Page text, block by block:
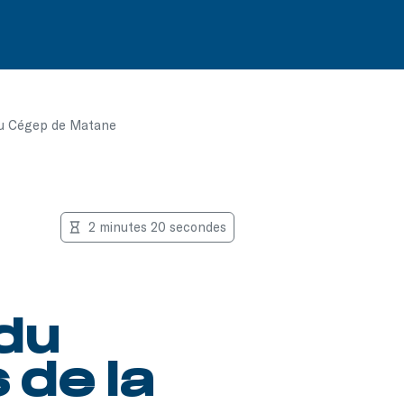
Cégep de Matane
2 minutes 20 secondes
de la